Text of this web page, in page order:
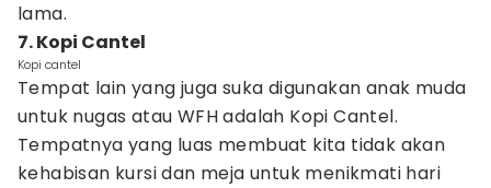
lama.
7. Kopi Cantel
Kopi cantel
Tempat lain yang juga suka digunakan anak muda
untuk nugas atau WFH adalah Kopi Cantel.
Tempatnya yang luas membuat kita tidak akan
kehabisan kursi dan meja untuk menikmati hari